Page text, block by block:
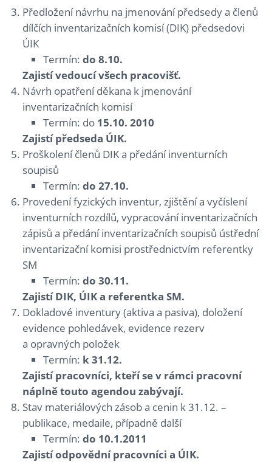
Předložení návrhu na jmenování předsedy a členů
dílčích inventarizačních komisí (DIK) předsedovi
ÚIK
Termín: do 8.10.
Zajistí vedoucí všech pracovišť.
Návrh opatření děkana k jmenování
inventarizačních komisí
Termín: do 15.10. 2010
Zajistí předseda ÚIK.
Proškolení členů DIK a předání inventurních
soupisů
Termín: do 27.10.
Provedení fyzických inventur, zjištění a vyčíslení
inventurních rozdílů, vypracování inventarizačních
zápisů a předání inventarizačních soupisů ústřední
inventarizační komisi prostřednictvím referentky
SM
Termín: do 30.11.
Zajistí DIK, ÚIK a referentka SM.
Dokladové inventury (aktiva a pasiva), doložení
evidence pohledávek, evidence rezerv
a opravných položek
Termín: k 31.12.
Zajistí pracovníci, kteří se v rámci pracovní
náplně touto agendou zabývají.
Stav materiálových zásob a cenin k 31.12. –
publikace, medaile, případně další
Termín: do 10.1.2011
Zajistí odpovědní pracovníci a ÚIK.